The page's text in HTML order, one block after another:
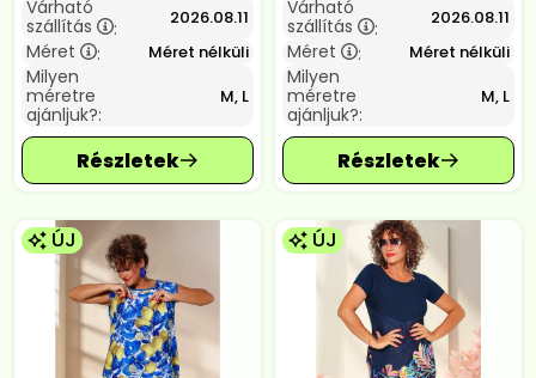
Várható
szállítás
: 2026.08.11
Méret : Méret nélküli
Milyen
méretre
ajánljuk?:
M, L
Várható
szállítás
: 2026.08.11
Méret : Méret nélküli
Milyen
méretre
ajánljuk?:
M, L
ÚJ ÚJ